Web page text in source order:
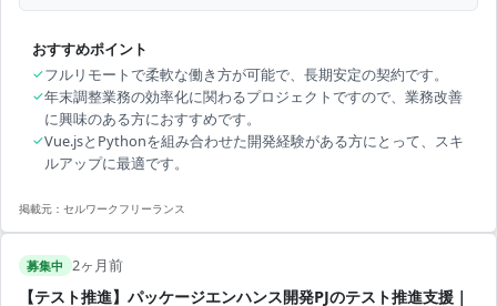
おすすめポイント
✓フルリモートで柔軟な働き方が可能で、長期安定の契約です。
✓年末調整業務の効率化に関わるプロジェクトですので、業務改善
に興味のある方におすすめです。
✓Vue.jsとPythonを組み合わせた開発経験がある方にとって、スキ
ルアップに最適です。
掲載元： セルワークフリーランス
募集中 2ヶ月前
【テスト推進】パッケージエンハンス開発PJのテスト推進支援｜